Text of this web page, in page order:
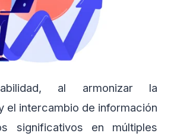
al armonizar la
el intercambio de información
significativos en múltiples